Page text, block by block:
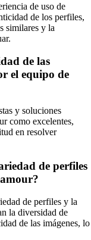
de uso de
de los perfiles,
similares y la
de las
el equipo de
y soluciones
como excelentes,
en resolver
de perfiles
de perfiles y la
la diversidad de
de las imágenes, lo